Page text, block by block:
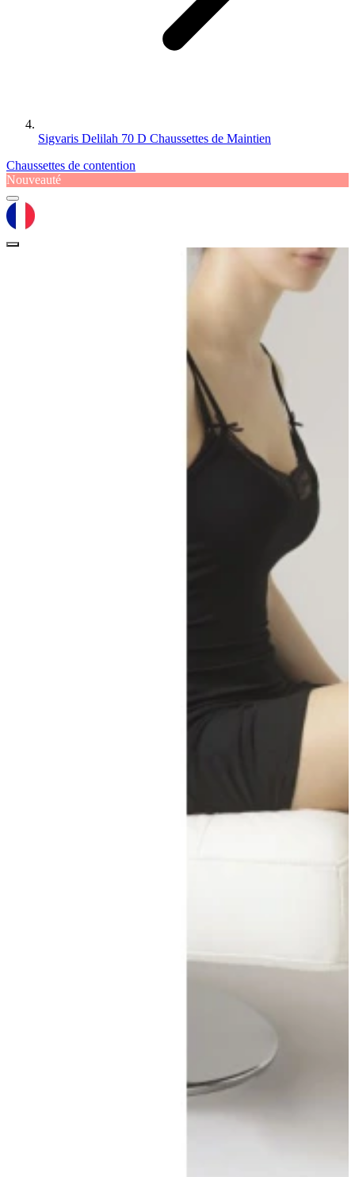
Sigvaris Delilah 70 D Chaussettes de Maintien
Chaussettes de contention
Nouveauté